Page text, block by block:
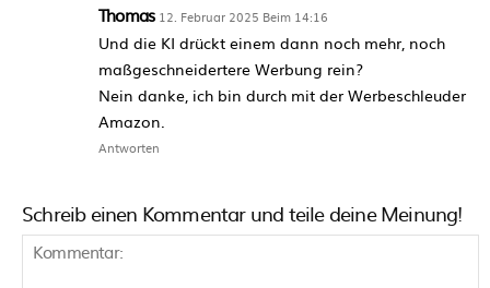
Thomas 12. Februar 2025 Beim 14:16
Und die KI drückt einem dann noch mehr, noch
maßgeschneidertere Werbung rein?
Nein danke, ich bin durch mit der Werbeschleuder
Amazon.
Antworten
Schreib einen Kommentar und teile deine Meinung!